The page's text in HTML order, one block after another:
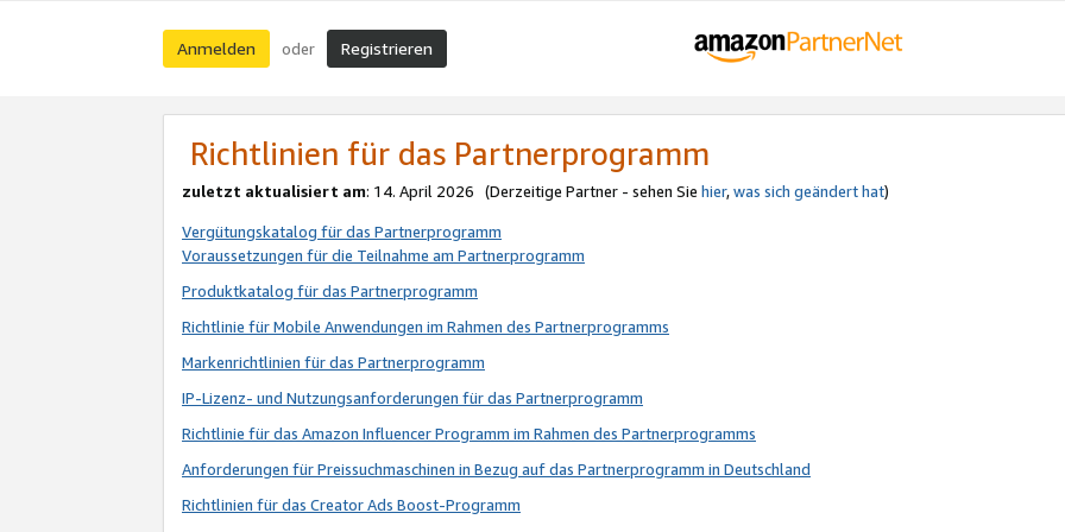
Anmelden oder Registrieren
Richtlinien für das Partnerprogramm
zuletzt aktualisiert am: 14. April 2026 (Derzeitige Partner - sehen Sie hier,was sich geändert hat)
Vergütungskatalog für das Partnerprogramm
Voraussetzungen für die Teilnahme am Partnerprogramm
Produktkatalog für das Partnerprogramm
Richtlinie für Mobile Anwendungen im Rahmen des Partnerprogramms
Markenrichtlinien für das Partnerprogramm
IP-Lizenz- und Nutzungsanforderungen für das Partnerprogramm
Richtlinie für das Amazon Influencer Programm im Rahmen des Partnerprogramms
Anforderungen für Preissuchmaschinen in Bezug auf das Partnerprogramm in Deutschland
Richtlinien für das Creator Ads Boost-Programm